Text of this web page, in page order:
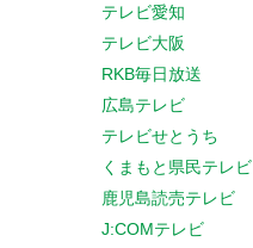
テレビ愛知
テレビ大阪
RKB毎日放送
広島テレビ
テレビせとうち
くまもと県民テレビ
鹿児島読売テレビ
J:COMテレビ